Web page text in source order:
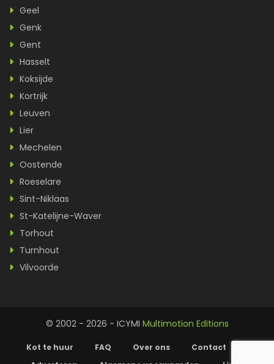
Geel
Genk
Gent
Hasselt
Koksijde
Kortrijk
Leuven
Lier
Mechelen
Oostende
Roeselare
Sint-Niklaas
St-Katelijne-Waver
Torhout
Turnhout
Vilvoorde
© 2002 - 2026 - ICYMI Multimotion Editions
Kot te huur FAQ Over ons
Contact